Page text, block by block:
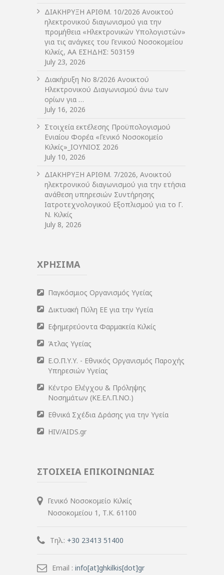
ΔIΑΚΗΡΥΞΗ ΑΡIΘΜ. 10/2026 Ανοικτού
ηλεκτρονικού διαγωνισμού για την
προμήθεια «Ηλεκτρονικών Υπολογιστών»
για τις ανάγκες του Γενικού Νοσοκομείου
Κιλκίς, ΑΑ ΕΣΗΔΗΣ: 503159
July 23, 2026
Διακήρυξη Νο 8/2026 Ανοικτού
Ηλεκτρονικού Διαγωνισμού άνω των
ορίων για …
July 16, 2026
Στοιχεία εκτέλεσης Προϋπολογισμού
Ενιαίου Φορέα «Γενικό Νοσοκομείο
Κιλκίς»_ΙΟΥΝΙΟΣ 2026
July 10, 2026
ΔIΑΚΗΡΥΞΗ ΑΡIΘΜ. 7/2026, Ανοικτού
ηλεκτρονικού διαγωνισμού για την ετήσια
ανάθεση υπηρεσιών Συντήρησης
Ιατροτεχνολογικού Εξοπλισμού για το Γ.
Ν. Κιλκίς
July 8, 2026
ΧΡΗΣΙΜΑ
Παγκόσμιος Οργανισμός Υγείας
Δικτυακή Πύλη ΕΕ για την Υγεία
Εφημερεύοντα Φαρμακεία Κιλκίς
Άτλας Υγείας
Ε.Ο.Π.Υ.Υ. - Εθνικός Οργανισμός Παροχής
Υπηρεσιών Υγείας
Κέντρο Ελέγχου & Πρόληψης
Νοσημάτων (ΚΕ.ΕΛ.Π.ΝΟ.)
Εθνικά Σχέδια Δράσης για την Υγεία
HIV/AIDS.gr
ΣΤΟΙΧΕΙΑ ΕΠΙΚΟΙΝΩΝΙΑΣ
Γενικό Νοσοκομείο Κιλκίς
Νοσοκομείου 1, Τ.Κ. 61100
Τηλ.: +30 23413 51400
Email : info[at]ghkilkis[dot]gr